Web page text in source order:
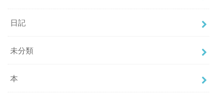
日記
未分類
本